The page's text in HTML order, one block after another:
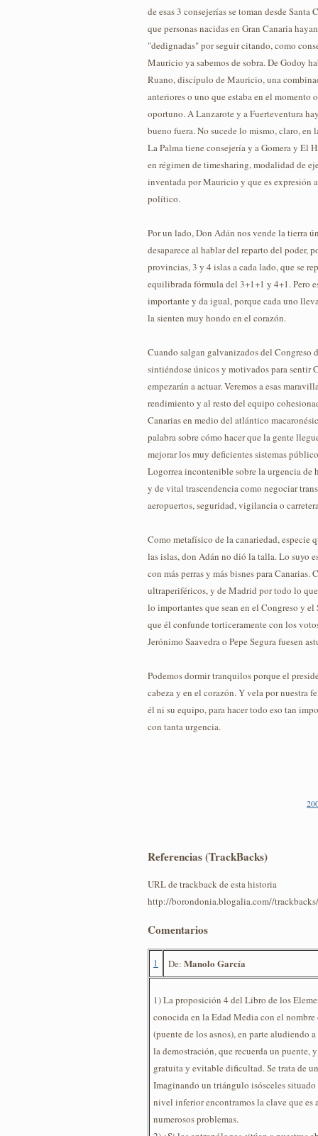
de esas 3 consejerías se toman desde Santa
que personas nacidas en Gran Canaria
"dedignadas" por seguir citando, como
Mauricio ya sabemos de sobra. De Godoy
Ruano, discípulo de Mauricio, una
anteriores o uno que estaba en el momento
oportuno. A Lanzarote y a Fuerteventura
bueno fuera. No sucede lo mismo, claro,
La Palma tiene consejería y a Gomera y El
en régimen de timesharing, modalidad de
inventada por Mauricio y que es expresión
político.
Por un lado, Don Adán nos vende la tierra
desaparece al hablar del reparto del poder,
provincias, 3 y 4 islas a cada lado, que se
equilibrada fórmula del 3+1+1 y 4+1. Pero
importante y da igual, porque cada uno
la sienten muy hondo en el corazón.
Cuando salgan galvanizados del Congreso
sintiéndose únicos y motivados para sentir
empezarán a actuar. Veremos a esas
rendimiento y al resto del equipo
Canarias en medio del atlántico
palabra sobre cómo hacer que la gente
mejorar los muy deficientes sistemas
Logorrea incontenible sobre la urgencia de
y de vital trascendencia como negociar
aeropuertos, seguridad, vigilancia o
Como metafísico de la canariedad, especie
las islas, don Adán no dió la talla. Lo suyo
con más perras y más bisnes para Canarias.
ultraperiféricos, y de Madrid por todo lo
lo importantes que sean en el Congreso y
que él confunde torticeramente con los
Jerónimo Saavedra o Pepe Segura fuesen
Podemos dormir tranquilos porque el
cabeza y en el corazón. Y vela por nuestra
él ni su equipo, para hacer todo eso tan
con tanta urgencia.
Referencias (TrackBacks)
URL de trackback de esta historia
http://borondonia.blogalia.com//
Comentarios
1 De: Manolo García
1) La proposición 4 del Libro de los
conocida en la Edad Media con el nombre
(puente de los asnos), en parte aludiendo
la demostración, que recuerda un puente,
gratuita y evitable dificultad. Se trata de
Imaginando un triángulo isósceles situado
nivel inferior encontramos la clave que es
numerosos problemas.